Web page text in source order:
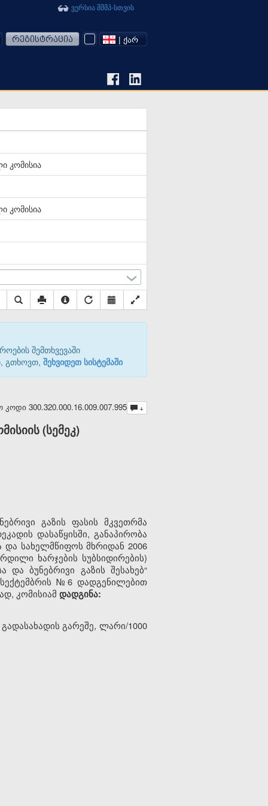
ვერსია შშმპ-სთვის
რეგისტრაცია | ᲥᲐᲠ
კომისია
კომისია
შემთხვევაში
გთხოვთ, შეხვიდეთ სისტემაში
+
300.320.000.16.009.007.995
(სემეკ)
გაზის ფასის მკვეთრმა
დასაწყისში, განაპირობა
და სახელმწიფოს მხრიდან 2006
ხარჯების სუბსიდირების)
ბუნებრივი გაზის შესახებ“
№6 დადგენილებით
კომისიამ დადგინა:
გარეშე, ლარი/1000